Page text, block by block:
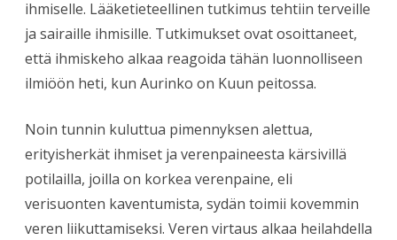
ihmiselle. Lääketieteellinen tutkimus tehtiin terveille
ja sairaille ihmisille. Tutkimukset ovat osoittaneet,
että ihmiskeho alkaa reagoida tähän luonnolliseen
ilmiöön heti, kun Aurinko on Kuun peitossa.
Noin tunnin kuluttua pimennyksen alettua,
erityisherkät ihmiset ja verenpaineesta kärsivillä
potilailla, joilla on korkea verenpaine, eli
verisuonten kaventumista, sydän toimii kovemmin
veren liikuttamiseksi. Veren virtaus alkaa heilahdella